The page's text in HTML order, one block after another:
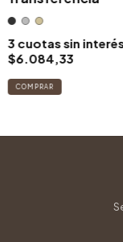
3 cuotas sin
$6.084,33
COMPRAR